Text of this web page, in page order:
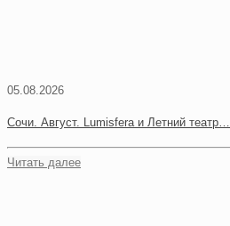
05.08.2026
Сочи. Август. Lumisfera и Летний театр…
Читать далее